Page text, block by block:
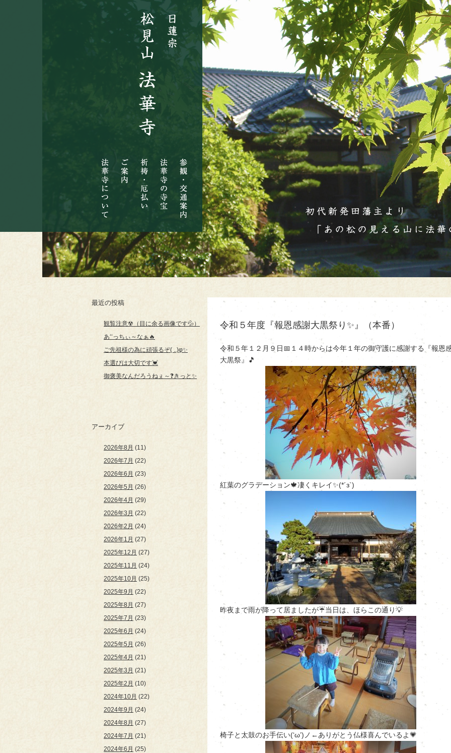
華
寺
に
つ
い
案
内
祷・
厄
払
い
華
寺
の
寺
宝
観・
交
通
案
内
最近の投稿
観覧注意☢（目に余る画像です💦）
あ‘‘っちぃ～なぁ🔥
ご先祖様の為に頑張るぞ( ..)φ✨
本選びは大切です💓
御褒美なんだろうねぇ～❓きっと✨
アーカイブ
2026年8月 (11)
2026年7月 (22)
2026年6月 (23)
2026年5月 (26)
2026年4月 (29)
2026年3月 (22)
2026年2月 (24)
2026年1月 (27)
2025年12月 (27)
2025年11月 (24)
2025年10月 (25)
2025年9月 (22)
2025年8月 (27)
2025年7月 (23)
2025年6月 (24)
2025年5月 (26)
2025年4月 (21)
2025年3月 (21)
2025年2月 (10)
2024年10月 (22)
2024年9月 (24)
2024年8月 (27)
2024年7月 (21)
2024年6月 (25)
令和５年度『報恩感謝大黒祭り✨』（本番）
令和５年１２月９日📅１４時からは今年１年の御守護に感謝する『報恩
大黒祭』🎵
紅葉のグラデーション🍁凄くキレイ✨(*´з`)
昨夜まで雨が降って居ましたが☔当日は、ほらこの通り💡
椅子と太鼓のお手伝い(‘ω’)ノ←ありがとう仏様喜んでいるよ💗